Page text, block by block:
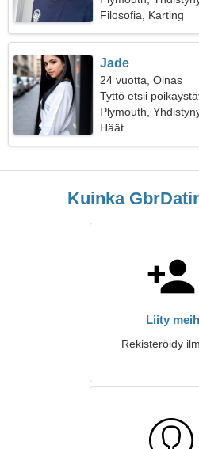
Filosofia, Karting
Jade
24 vuotta, Oinas
Tyttö etsii
Plymouth,
Häät
Kuinka
Liity
Rekisteröidy